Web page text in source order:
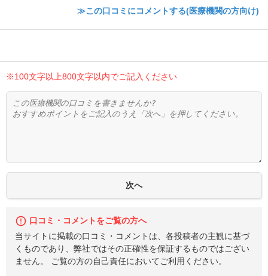
≫この口コミにコメントする(医療機関の方向け)
※100文字以上800文字以内でご記入ください
口コミ・コメントをご覧の方へ
当サイトに掲載の口コミ・コメントは、各投稿者の主観に基づ
くものであり、弊社ではその正確性を保証するものではござい
ません。 ご覧の方の自己責任においてご利用ください。